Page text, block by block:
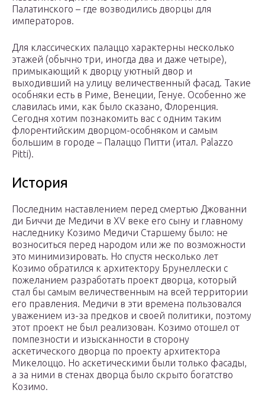
Палатинского – где возводились дворцы для
императоров.
Для классических палаццо характерны несколько
этажей (обычно три, иногда два и даже четыре),
примыкающий к дворцу уютный двор и
выходивший на улицу величественный фасад. Такие
особняки есть в Риме, Венеции, Генуе. Особенно же
славилась ими, как было сказано, Флоренция.
Сегодня хотим познакомить вас с одним таким
флорентийским дворцом-особняком и самым
большим в городе – Палаццо Питти (итал. Palazzo
Pitti).
История
Последним наставлением перед смертью Джованни
ди Биччи де Медичи в XV веке его сыну и главному
наследнику Козимо Медичи Старшему было: не
возноситься перед народом или же по возможности
это минимизировать. Но спустя несколько лет
Козимо обратился к архитектору Брунеллески с
пожеланием разработать проект дворца, который
стал бы самым величественным на всей территории
его правления. Медичи в эти времена пользовался
уважением из-за предков и своей политики, поэтому
этот проект не был реализован. Козимо отошел от
помпезности и изысканности в сторону
аскетического дворца по проекту архитектора
Микелоццо. Но аскетическими были только фасады,
а за ними в стенах дворца было скрыто богатство
Козимо.